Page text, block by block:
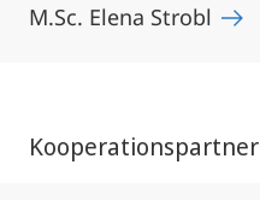
M.Sc. Elena Strobl
Kooperationspartner